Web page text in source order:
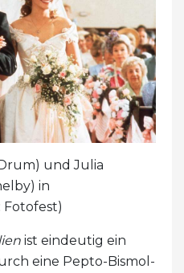
und Julia
in
Fotofest)
ist eindeutig ein
eine Pepto-Bismol-